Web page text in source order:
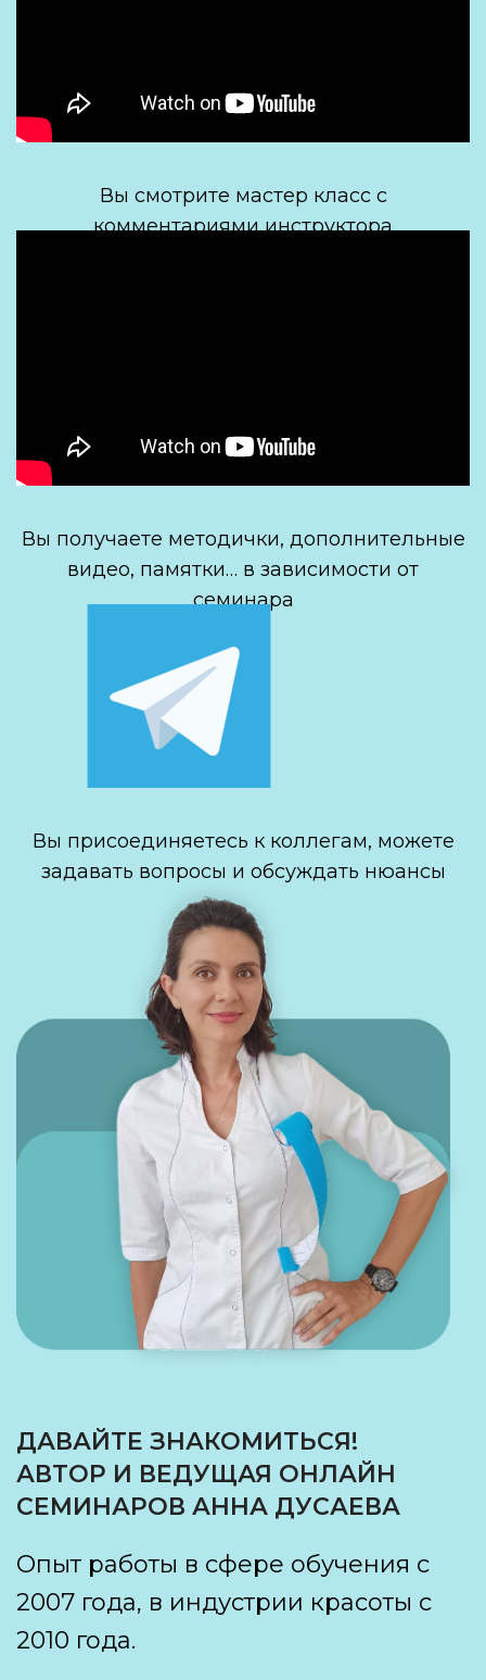
Вы смотрите мастер класс с
комментариями инструктора
Вы получаете методички, дополнительные
видео, памятки… в зависимости от
семинара
Вы присоединяетесь к коллегам, можете
задавать вопросы и обсуждать нюансы
ДАВАЙТЕ ЗНАКОМИТЬСЯ!
АВТОР И ВЕДУЩАЯ ОНЛАЙН
СЕМИНАРОВ АННА ДУСАЕВА
Опыт работы в сфере обучения с
2007 года, в индустрии красоты с
2010 года.